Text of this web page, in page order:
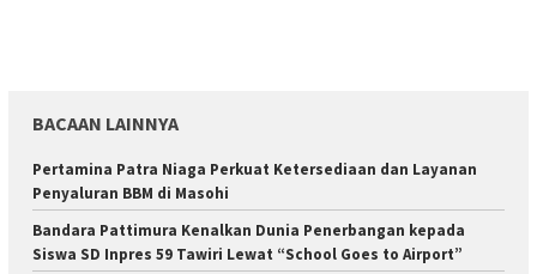
BACAAN LAINNYA
Pertamina Patra Niaga Perkuat Ketersediaan dan Layanan
Penyaluran BBM di Masohi
Bandara Pattimura Kenalkan Dunia Penerbangan kepada
Siswa SD Inpres 59 Tawiri Lewat “School Goes to Airport”